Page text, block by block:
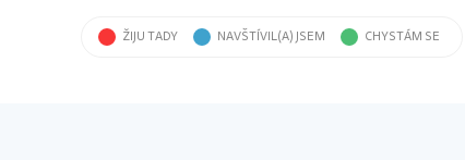
ŽIJU TADY NAVŠTÍVIL(A) JSEM CHYSTÁM SE